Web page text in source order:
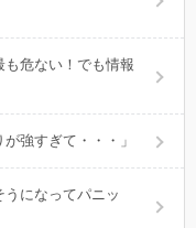
も危ない！でも情報
強すぎて・・・」
うになってパニッ